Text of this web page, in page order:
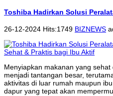
Toshiba Hadirkan Solusi
26-12-2024 Hits:1749 BIZNEWS
Menyiapkan makanan yang
menjadi tantangan besar,
aktivitas di luar rumah maupun
dapur yang tepat akan